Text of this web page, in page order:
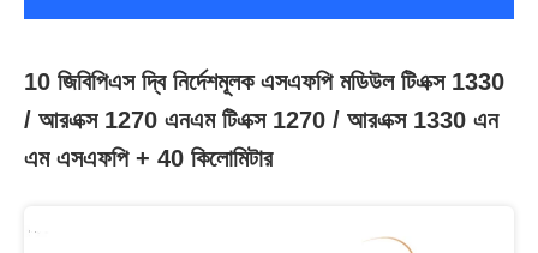
10 জিবিপিএস দ্বি নির্দেশমূলক এসএফপি মডিউল টিএক্স 1330
/ আরএক্স 1270 এনএম টিএক্স 1270 / আরএক্স 1330 এন
এম এসএফপি + 40 কিলোমিটার